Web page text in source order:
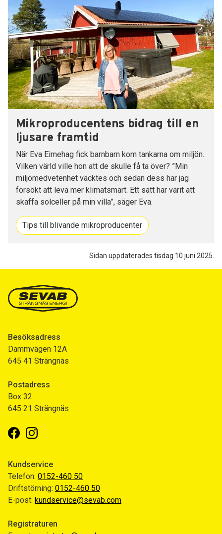
Mikroproducentens bidrag till en
ljusare framtid
När Eva Eimehag fick barnbarn kom tankarna om miljön.
Vilken värld ville hon att de skulle få ta över? ”Min
miljömedvetenhet väcktes och sedan dess har jag
försökt att leva mer klimatsmart. Ett sätt har varit att
skaffa solceller på min villa”, säger Eva.
Tips till blivande mikroproducenter
Sidan uppdaterades tisdag 10 juni 2025.
Besöksadress
Dammvägen 12A
645 41 Strängnäs
Postadress
Box 32
645 21 Strängnäs
FacebookInstagram
Kundservice
Telefon: 0152-460 50
Driftstörning: 0152-460 50
E-post: kundservice@sevab.com
Registraturen